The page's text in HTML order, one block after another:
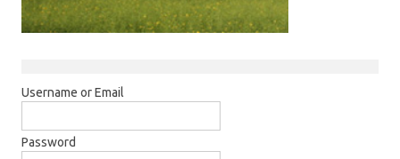
Username or Email
Password